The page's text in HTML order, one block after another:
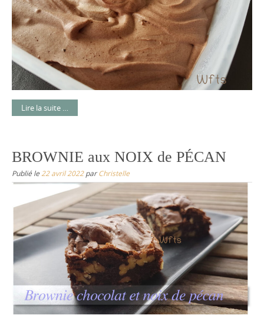
Lire la suite …
BROWNIE aux NOIX de PÉCAN
Publié le 22 avril 2022parChristelle